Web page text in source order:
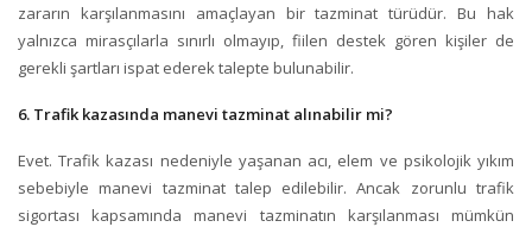
zararın karşılanmasını amaçlayan bir tazminat türüdür. Bu hak
yalnızca mirasçılarla sınırlı olmayıp, fiilen destek gören kişiler de
gerekli şartları ispat ederek talepte bulunabilir.
6. Trafik kazasında manevi tazminat alınabilir mi?
Evet. Trafik kazası nedeniyle yaşanan acı, elem ve psikolojik yıkım
sebebiyle manevi tazminat talep edilebilir. Ancak zorunlu trafik
sigortası kapsamında manevi tazminatın karşılanması mümkün